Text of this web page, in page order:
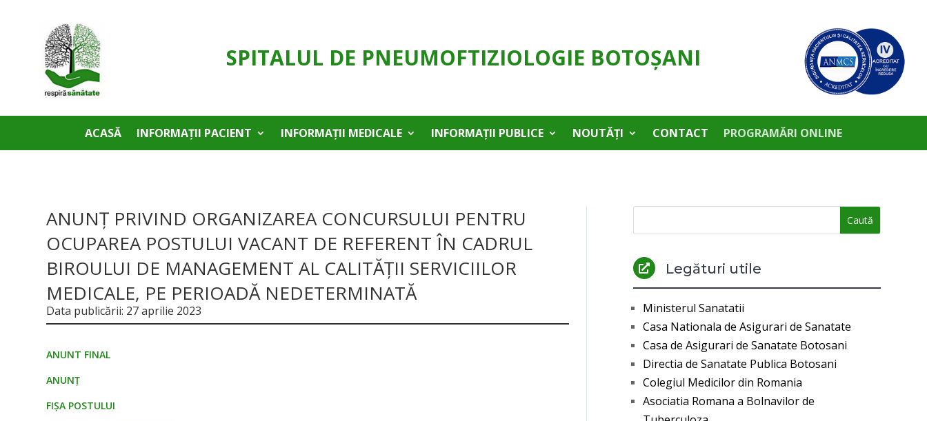
SPITALUL DE PNEUMOFTIZIOLOGIE BOTOŞANI
ACASĂ INFORMAȚII PACIENT INFORMAȚII MEDICALE INFORMAȚII PUBLICE NOUTĂȚI CONTACT PROGRAMĂRI ONLINE
ANUNȚ PRIVIND ORGANIZAREA CONCURSULUI PENTRU
OCUPAREA POSTULUI VACANT DE REFERENT ÎN CADRUL
BIROULUI DE MANAGEMENT AL CALITĂŢII SERVICIILOR
MEDICALE, PE PERIOADĂ NEDETERMINATĂ
Data publicării: 27 aprilie 2023
ANUNT FINAL
ANUNȚ
FIȘA POSTULUI
 Legături utile
Ministerul Sanatatii
Casa Nationala de Asigurari de Sanatate
Casa de Asigurari de Sanatate Botosani
Directia de Sanatate Publica Botosani
Colegiul Medicilor din Romania
Asociatia Romana a Bolnavilor de